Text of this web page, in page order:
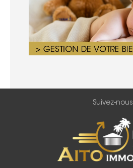
Suivez-nous